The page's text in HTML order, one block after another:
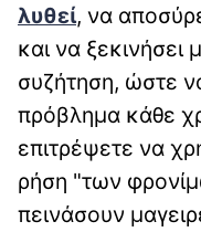
λυθεί, να
και να ξεκινήσει
συζήτηση, ώστε
πρόβλημα κάθε
επιτρέψετε να
ρήση "των
πεινάσουν